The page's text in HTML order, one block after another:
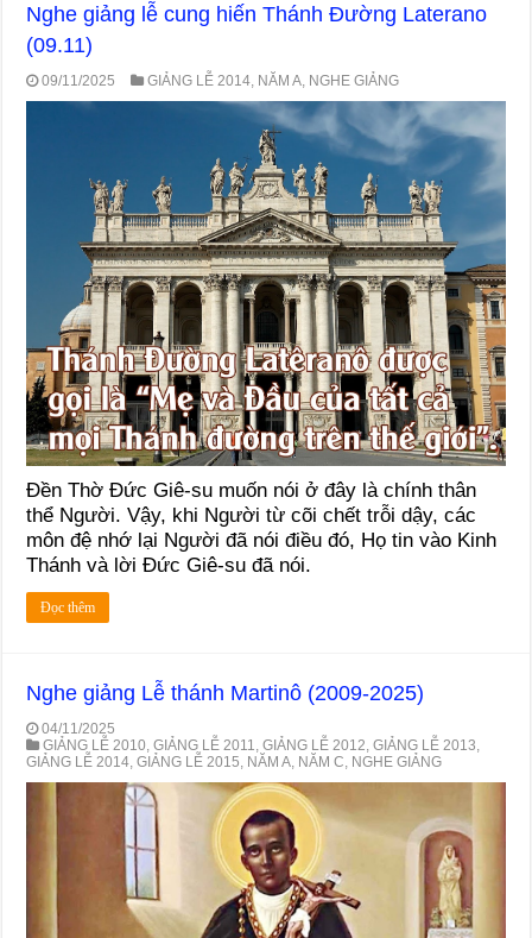
Nghe giảng lễ cung hiến Thánh Đường Laterano
(09.11)
09/11/2025 GIẢNG LỄ 2014, NĂM A, NGHE GIẢNG
Đền Thờ Đức Giê-su muốn nói ở đây là chính thân
thể Người. Vậy, khi Người từ cõi chết trỗi dậy, các
môn đệ nhớ lại Người đã nói điều đó, Họ tin vào Kinh
Thánh và lời Đức Giê-su đã nói.
Đọc thêm
Nghe giảng Lễ thánh Martinô (2009-2025)
04/11/2025
GIẢNG LỄ 2010,GIẢNG LỄ 2011,GIẢNG LỄ 2012,GIẢNG LỄ 2013,
GIẢNG LỄ 2014,GIẢNG LỄ 2015, NĂM A, NĂM C, NGHE GIẢNG